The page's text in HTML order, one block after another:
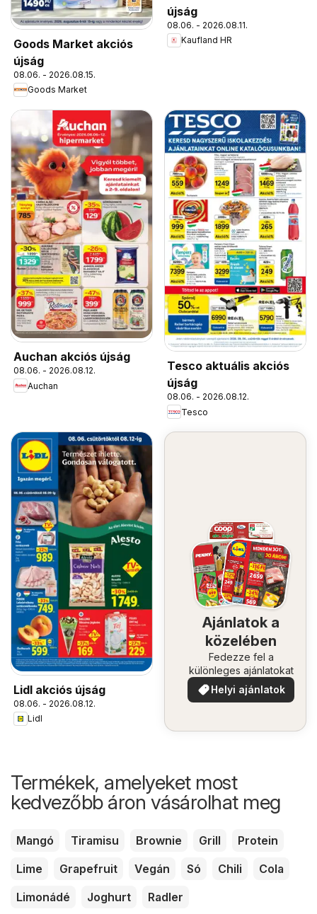
Goods Market akciós
újság
08.06. - 2026.08.15.
Goods Market
újság
08.06. - 2026.08.11.
Kaufland HR
Auchan akciós újság
08.06. - 2026.08.12.
Auchan
Tesco aktuális akciós
újság
08.06. - 2026.08.12.
Tesco
Lidl akciós újság
08.06. - 2026.08.12.
Lidl
Ajánlatok a
közelében
Fedezze fel a
különleges ajánlatokat
Helyi ajánlatok
Termékek, amelyeket most
kedvezőbb áron vásárolhat meg
Mangó Tiramisu Brownie Grill
Protein
Lime
Grapefruit Vegán Só Chili
Cola
Limonádé
Joghurt Radler